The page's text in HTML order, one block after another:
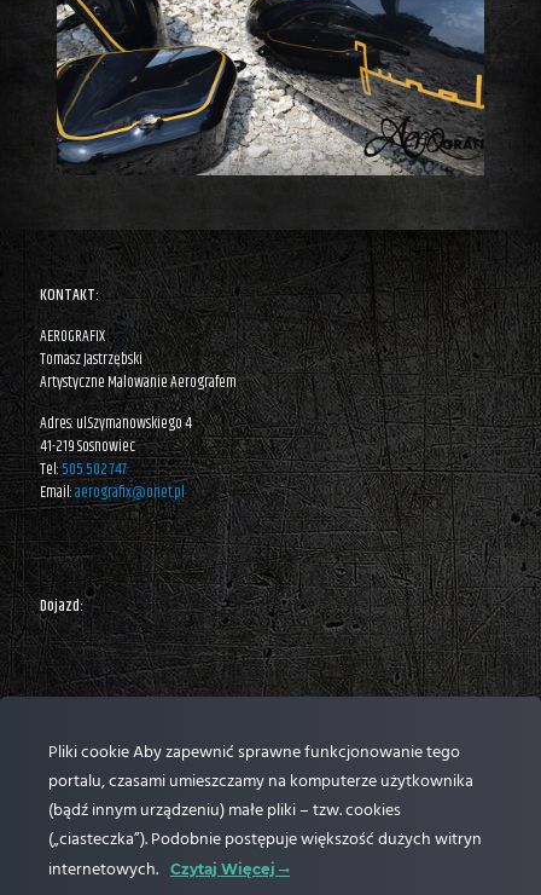
KONTAKT:
AEROGRAFIX
Tomasz Jastrzębski
Artystyczne Malowanie Aerografem
Adres: ul.Szymanowskiego 4
41-219 Sosnowiec
Tel:505 502 747
Email:aerografix@onet.pl
Dojazd:
Pliki cookie Aby zapewnić sprawne funkcjonowanie tego
portalu, czasami umieszczamy na komputerze użytkownika
(bądź innym urządzeniu) małe pliki – tzw. cookies
(„ciasteczka”). Podobnie postępuje większość dużych witryn
internetowych.
Czytaj Więcej